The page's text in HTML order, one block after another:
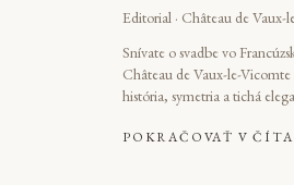
Editorial · Château de Vaux-
Snívate o svadbe vo
Château de Vaux-le-Vicomte
história, symetria a tichá
POKRAČOVAŤ V